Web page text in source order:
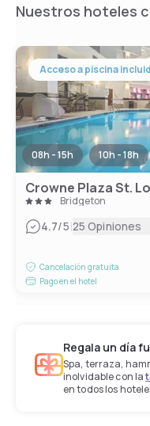
Nuestros hoteles
Acceso a piscina
08h - 15h 10h - 18h
Crowne Plaza St.
Bridgeton
4.7/5|25 Opiniones
Cancelación gratuita
Pago en el hotel
Regala un día
Spa, terraza,
inolvidable con la
en todos los